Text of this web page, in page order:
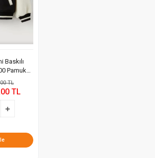
Baskılı
Pamuk
TL
TL